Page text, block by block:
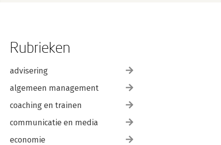
Rubrieken
advisering
algemeen management
coaching en trainen
communicatie en media
economie